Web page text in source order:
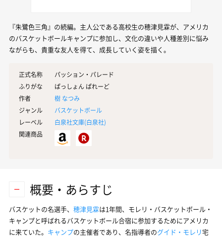
『朱鷺色三角』の続編。主人公である高校生の穂津見霖が、アメリカ
のバスケットボールキャンプに参加し、文化の違いや人種差別に悩み
ながらも、貴重な友人を得て、成長していく姿を描く。
正式名称
パッション・パレード
ふりがな
ぱっしょん ぱれーど
作者
樹 なつみ
ジャンル
バスケットボール
レーベル
白泉社文庫(白泉社)
関連商品
概要・あらすじ
バスケットの名選手、 穂津見霖は1年間、モレリ・バスケットボール・
キャンプと呼ばれるバスケットボール合宿に参加するためにアメリカ
に来ていた。 キャンプの主催者であり、名指導者のグイド・モレリ宅